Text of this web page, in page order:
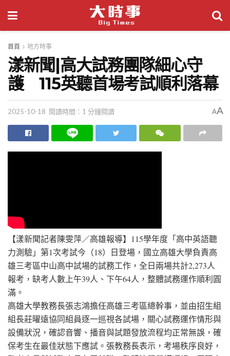
首頁 地方時事
漾新聞|高大試務團隊細心守
護 115英聽首場考試順利落幕
2025-10-18 閱讀時間：1 分鐘閱讀 AA
【漾新聞記者陳雯萍／高雄報導】115學年度「高中英語聽
力測驗」第1次考試今（18）日登場，國立高雄大學負責高
雄三考區中山高中試場的試務工作，全日兩場共計2,273人
報考，缺考人數上午39人、下午64人，整體試務運作順利圓
滿。
高雄大學教務長張志鴻擔任高雄三考區總幹事，並由招生組
組長莊曜遠協同組員逐一巡視各試場，關心試務運作情形與
設備狀況，確認音響、播音與試題發放流程均正常無誤，確
保考生在最佳狀態下應試。張教務長表示，考場秩序良好，